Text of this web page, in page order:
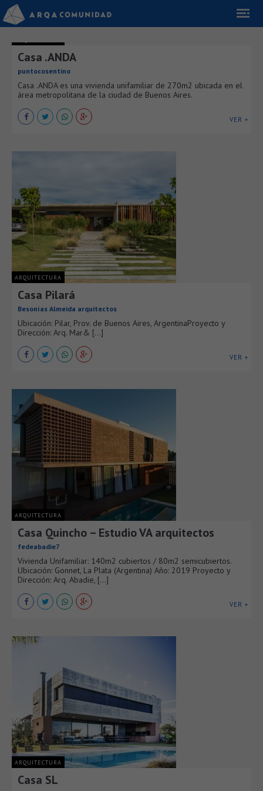
Casa .ANDA
puntocosentino
Casa .ANDA es una vivienda unifamiliar de 270m2 ubicada en el
área metropolitana de la ciudad de Buenos Aires.
VER +
ARQUITECTURA
Casa Pilará
Besonías Almeida arquitectos
Ubicación: Pilar, Prov. de Buenos Aires, ArgentinaProyecto y
Dirección: Arq. Mar& [...]
VER +
ARQUITECTURA
Casa Quincho – Estudio VA arquitectos
fedeabadie7
Vivienda Unifamiliar: 140m2 cubiertos / 80m2 semicubiertos.
Ubicación: Gonnet, La Plata (Argentina) Año: 2019 Proyecto y
Dirección: Arq. Abadie, [...]
VER +
ARQUITECTURA
Casa SL